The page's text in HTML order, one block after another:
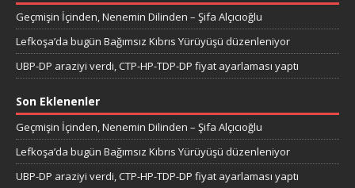
Geçmişin İçinden, Nenemin Dilinden – Şifa Alçıcıoğlu
Lefkoşa’da bugün Bağımsız Kıbrıs Yürüyüşü düzenleniyor
UBP-DP araziyi verdi, CTP-HP-TDP-DP fiyat ayarlaması yaptı
Son Eklenenler
Geçmişin İçinden, Nenemin Dilinden – Şifa Alçıcıoğlu
Lefkoşa’da bugün Bağımsız Kıbrıs Yürüyüşü düzenleniyor
UBP-DP araziyi verdi, CTP-HP-TDP-DP fiyat ayarlaması yaptı